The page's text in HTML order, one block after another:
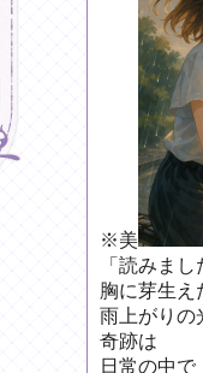
※美
「読みま
胸に芽生え
雨上がりの
奇跡は
日常の中で